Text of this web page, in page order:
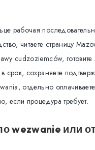
рабочая
читаете страницу
cudzoziemców, готовите
срок, сохраняете
отдельно
если процедура требует.
wezwanie или